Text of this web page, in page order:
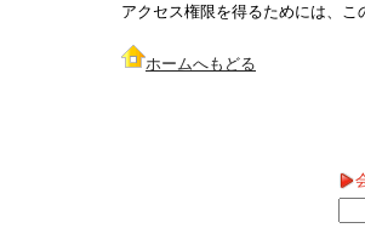
アクセス権限を得るためには、こ
ホームへもどる